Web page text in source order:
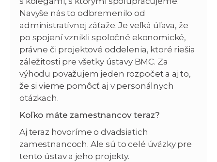
Navyše nás to odbremenilo od
administratívnej záťaže. Je veľká úľava, že
po spojení vznikli spoločné ekonomické,
právne či projektové oddelenia, ktoré riešia
záležitosti pre všetky ústavy BMC. Za
výhodu považujem jeden rozpočet a aj to,
že si vieme pomôcť aj v personálnych
otázkach.
Koľko máte zamestnancov teraz?
Aj teraz hovoríme o dvadsiatich
zamestnancoch. Ale sú to celé úväzky pre
tento ústav a jeho projekty.